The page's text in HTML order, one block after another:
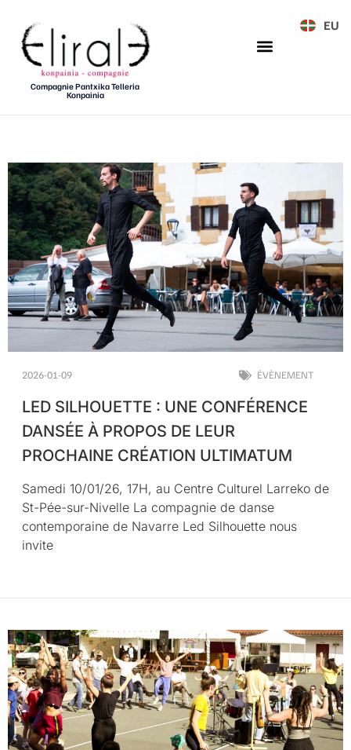
Compagnie Pantxika Telleria
Konpainia
EU
2026-01-09 ÉVÈNEMENT
LED SILHOUETTE : UNE CONFÉRENCE
DANSÉE À PROPOS DE LEUR
PROCHAINE CRÉATION ULTIMATUM
Samedi 10/01/26, 17H, au Centre Culturel Larreko de
St-Pée-sur-Nivelle La compagnie de danse
contemporaine de Navarre Led Silhouette nous
invite